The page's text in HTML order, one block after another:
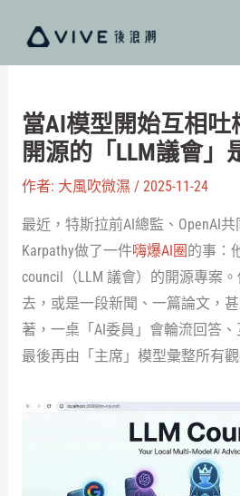
主
當AI模型開始互相吐
開源的「LLM議會」
作者: 大風吹微濕 / 2025-11-24
最近，特斯拉前AI總監、OpenAI
Karpathy做了一件嗨爆AI圈的事：
council（LLM 議會）的開源專案
去，或是一段新聞、一篇論文，
著，一桌「AI委員」會輪流回答
最後再由「主席」模型彙整所有